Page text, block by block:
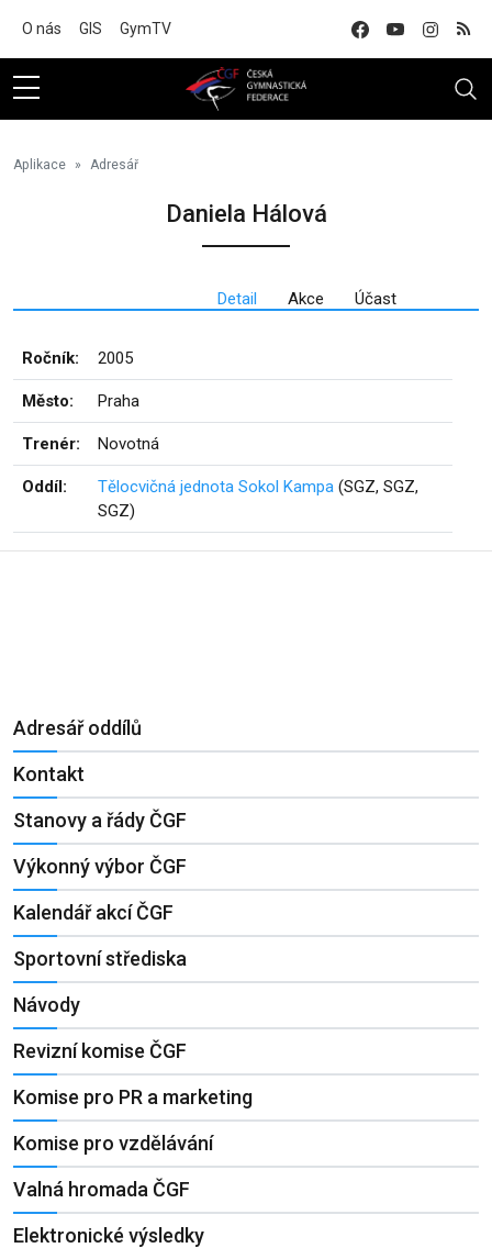
O nás GIS GymTV
Aplikace Adresář
Daniela Hálová
Detail Akce Účast
Ročník: 2005
Město: Praha
Trenér: Novotná
Oddíl: Tělocvičná jednota Sokol Kampa (SGZ, SGZ,
SGZ)
Adresář oddílů
Kontakt
Stanovy a řády ČGF
Výkonný výbor ČGF
Kalendář akcí ČGF
Sportovní střediska
Návody
Revizní komise ČGF
Komise pro PR a marketing
Komise pro vzdělávání
Valná hromada ČGF
Elektronické výsledky